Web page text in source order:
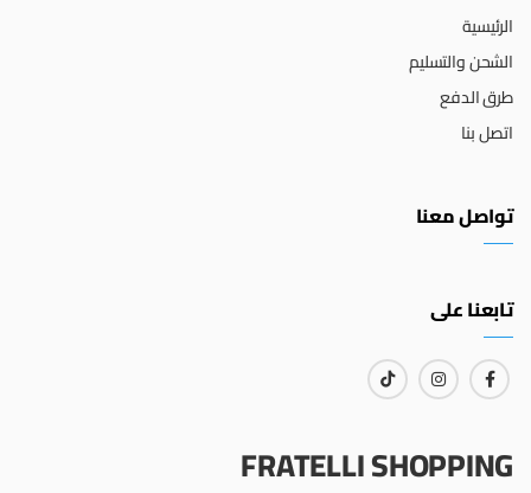
الرئيسية
الشحن والتسليم
طرق الدفع
اتصل بنا
تواصل معنا
تابعنا على
FRATELLI SHOPPING